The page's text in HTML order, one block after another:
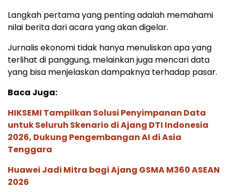
Langkah pertama yang penting adalah memahami
nilai berita dari acara yang akan digelar.
Jurnalis ekonomi tidak hanya menuliskan apa yang
terlihat di panggung, melainkan juga mencari data
yang bisa menjelaskan dampaknya terhadap pasar.
Baca Juga:
HIKSEMI Tampilkan Solusi Penyimpanan Data
untuk Seluruh Skenario di Ajang DTI Indonesia
2026, Dukung Pengembangan AI di Asia
Tenggara
Huawei Jadi Mitra bagi Ajang GSMA M360 ASEAN
2026